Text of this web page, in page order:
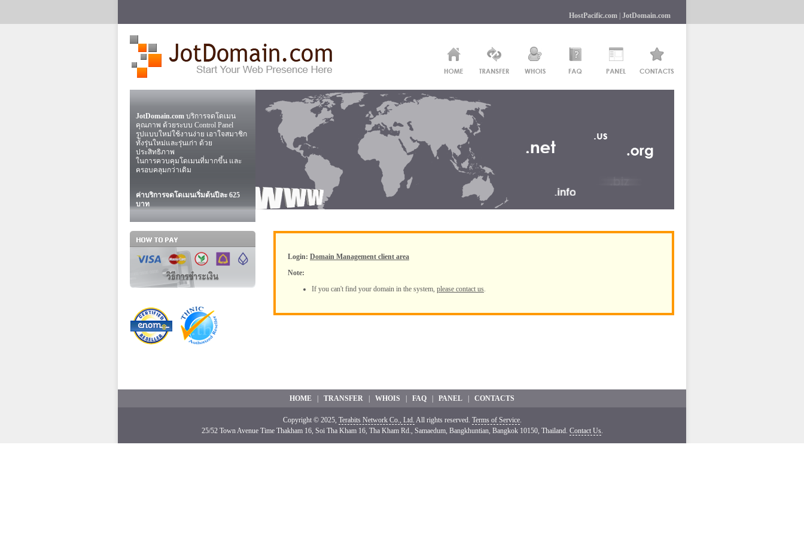
HostPacific.com JotDomain.com
JotDomain.com บริการจดโดเมน
คุณภาพ ด้วยระบบ Control Panel
รูปแบบใหม่ใช้งานง่าย เอาใจสมาชิก
ทั้งรุ่นใหม่และรุ่นเก่า ด้วย
ประสิทธิภาพ
ในการควบคุมโดเมนที่มากขึ้น และ
ครอบคลุมกว่าเดิม
ค่าบริการจดโดเมนเริ่มต้นปีละ 625
บาท
Login: Domain Management client area
Note:
If you can't find your domain in the system, please contact us.
HOME TRANSFER WHOIS FAQ PANEL CONTACTS
Copyright © 2025, Terabits Network Co., Ltd. All rights reserved. Terms of Service.
25/52 Town Avenue Time Thakham 16, Soi Tha Kham 16, Tha Kham Rd., Samaedum, Bangkhuntian, Bangkok 10150, Thailand. Contact Us.